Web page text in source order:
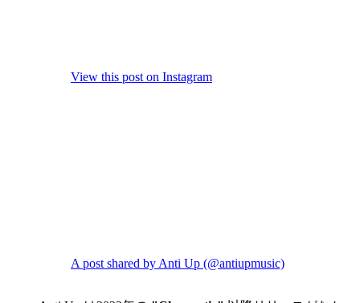
View this post on Instagram
A post shared by Anti Up (@antiupmusic)